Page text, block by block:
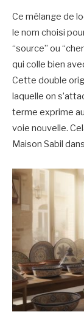
Ce mélange de
le nom choisi
“source” ou
qui colle bien
Cette double
laquelle on
terme exprime
voie nouvelle.
Maison Sabil